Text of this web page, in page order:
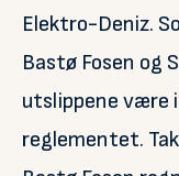
Elektro-Deniz.
Bastø Fosen og
utslippene være
reglementet.